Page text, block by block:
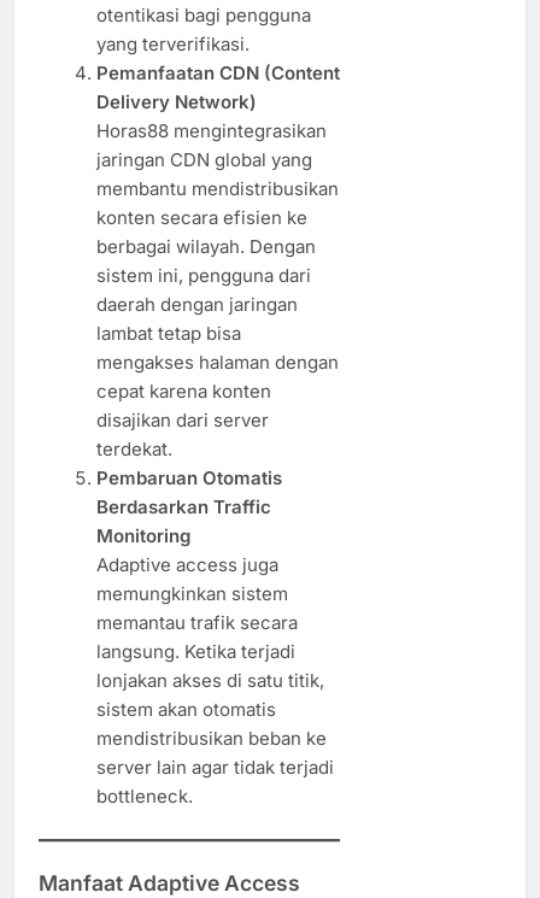
otentikasi bagi pengguna
yang terverifikasi.
Pemanfaatan CDN (Content
Delivery Network)
Horas88 mengintegrasikan
jaringan CDN global yang
membantu mendistribusikan
konten secara efisien ke
berbagai wilayah. Dengan
sistem ini, pengguna dari
daerah dengan jaringan
lambat tetap bisa
mengakses halaman dengan
cepat karena konten
disajikan dari server
terdekat.
Pembaruan Otomatis
Berdasarkan Traffic
Monitoring
Adaptive access juga
memungkinkan sistem
memantau trafik secara
langsung. Ketika terjadi
lonjakan akses di satu titik,
sistem akan otomatis
mendistribusikan beban ke
server lain agar tidak terjadi
bottleneck.
Manfaat Adaptive Access